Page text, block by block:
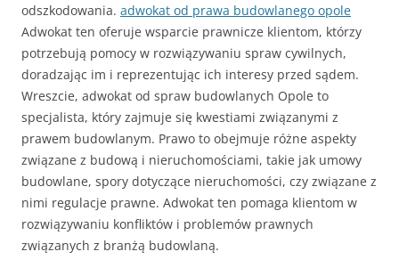
odszkodowania. adwokat od prawa budowlanego opole
Adwokat ten oferuje wsparcie prawnicze klientom, którzy
potrzebują pomocy w rozwiązywaniu spraw cywilnych,
doradzając im i reprezentując ich interesy przed sądem.
Wreszcie, adwokat od spraw budowlanych Opole to
specjalista, który zajmuje się kwestiami związanymi z
prawem budowlanym. Prawo to obejmuje różne aspekty
związane z budową i nieruchomościami, takie jak umowy
budowlane, spory dotyczące nieruchomości, czy związane z
nimi regulacje prawne. Adwokat ten pomaga klientom w
rozwiązywaniu konfliktów i problemów prawnych
związanych z branżą budowlaną.